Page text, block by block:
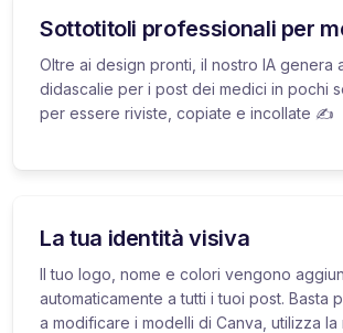
Sottotitoli professionali per
Oltre ai design pronti, il nostro IA genera
didascalie per i post dei medici in pochi
per essere riviste, copiate e incollate ✍️
La tua identità visiva
Il tuo logo, nome e colori vengono
automaticamente a tutti i tuoi post. Basta
a modificare i modelli di Canva, utilizza la